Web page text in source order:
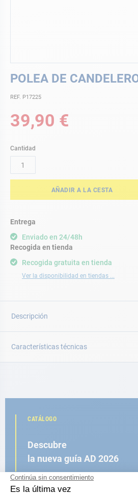
POLEA DE
REF. P17225
39,90 €
Cantidad
AÑADIR A LA CESTA
Entrega
Enviado en 24/48h
Recogida gratuita en tienda
Ver la disponibilidad en tiendas ...
Recogida en tienda
al
de
galería
de
Descripción
Características técnicas
CATÁLOGO
Descubre
la nueva guía AD 2026
NAVEGAR POR EL CATÁLOGO